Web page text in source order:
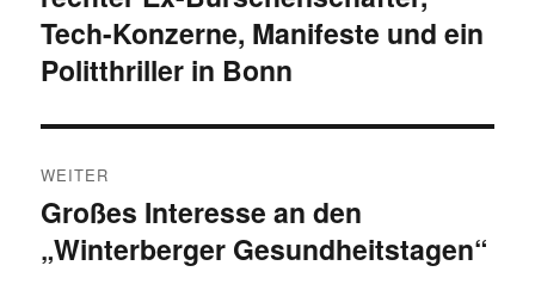
Tech-Konzerne, Manifeste und ein
Politthriller in Bonn
WEITER
Nächster
Beitrag:
Großes Interesse an den
„Winterberger Gesundheitstagen“